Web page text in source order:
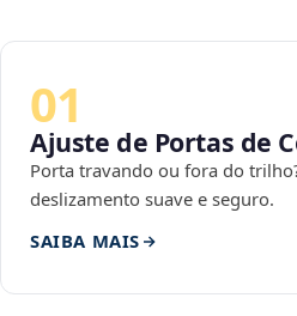
01
Ajuste de Portas de
Porta travando ou fora do
deslizamento suave e seguro.
SAIBA MAIS